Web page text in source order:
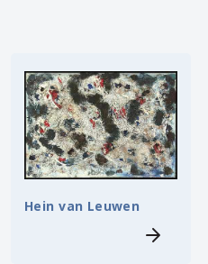
Hein van Leuwen